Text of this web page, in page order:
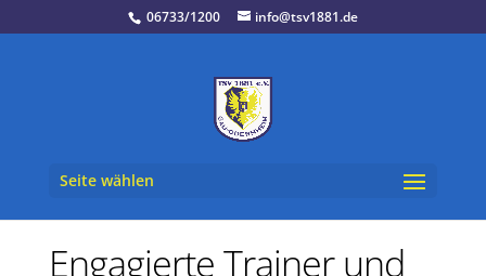
06733/1200 info@tsv1881.de
Seite wählen
Engagierte Trainer und